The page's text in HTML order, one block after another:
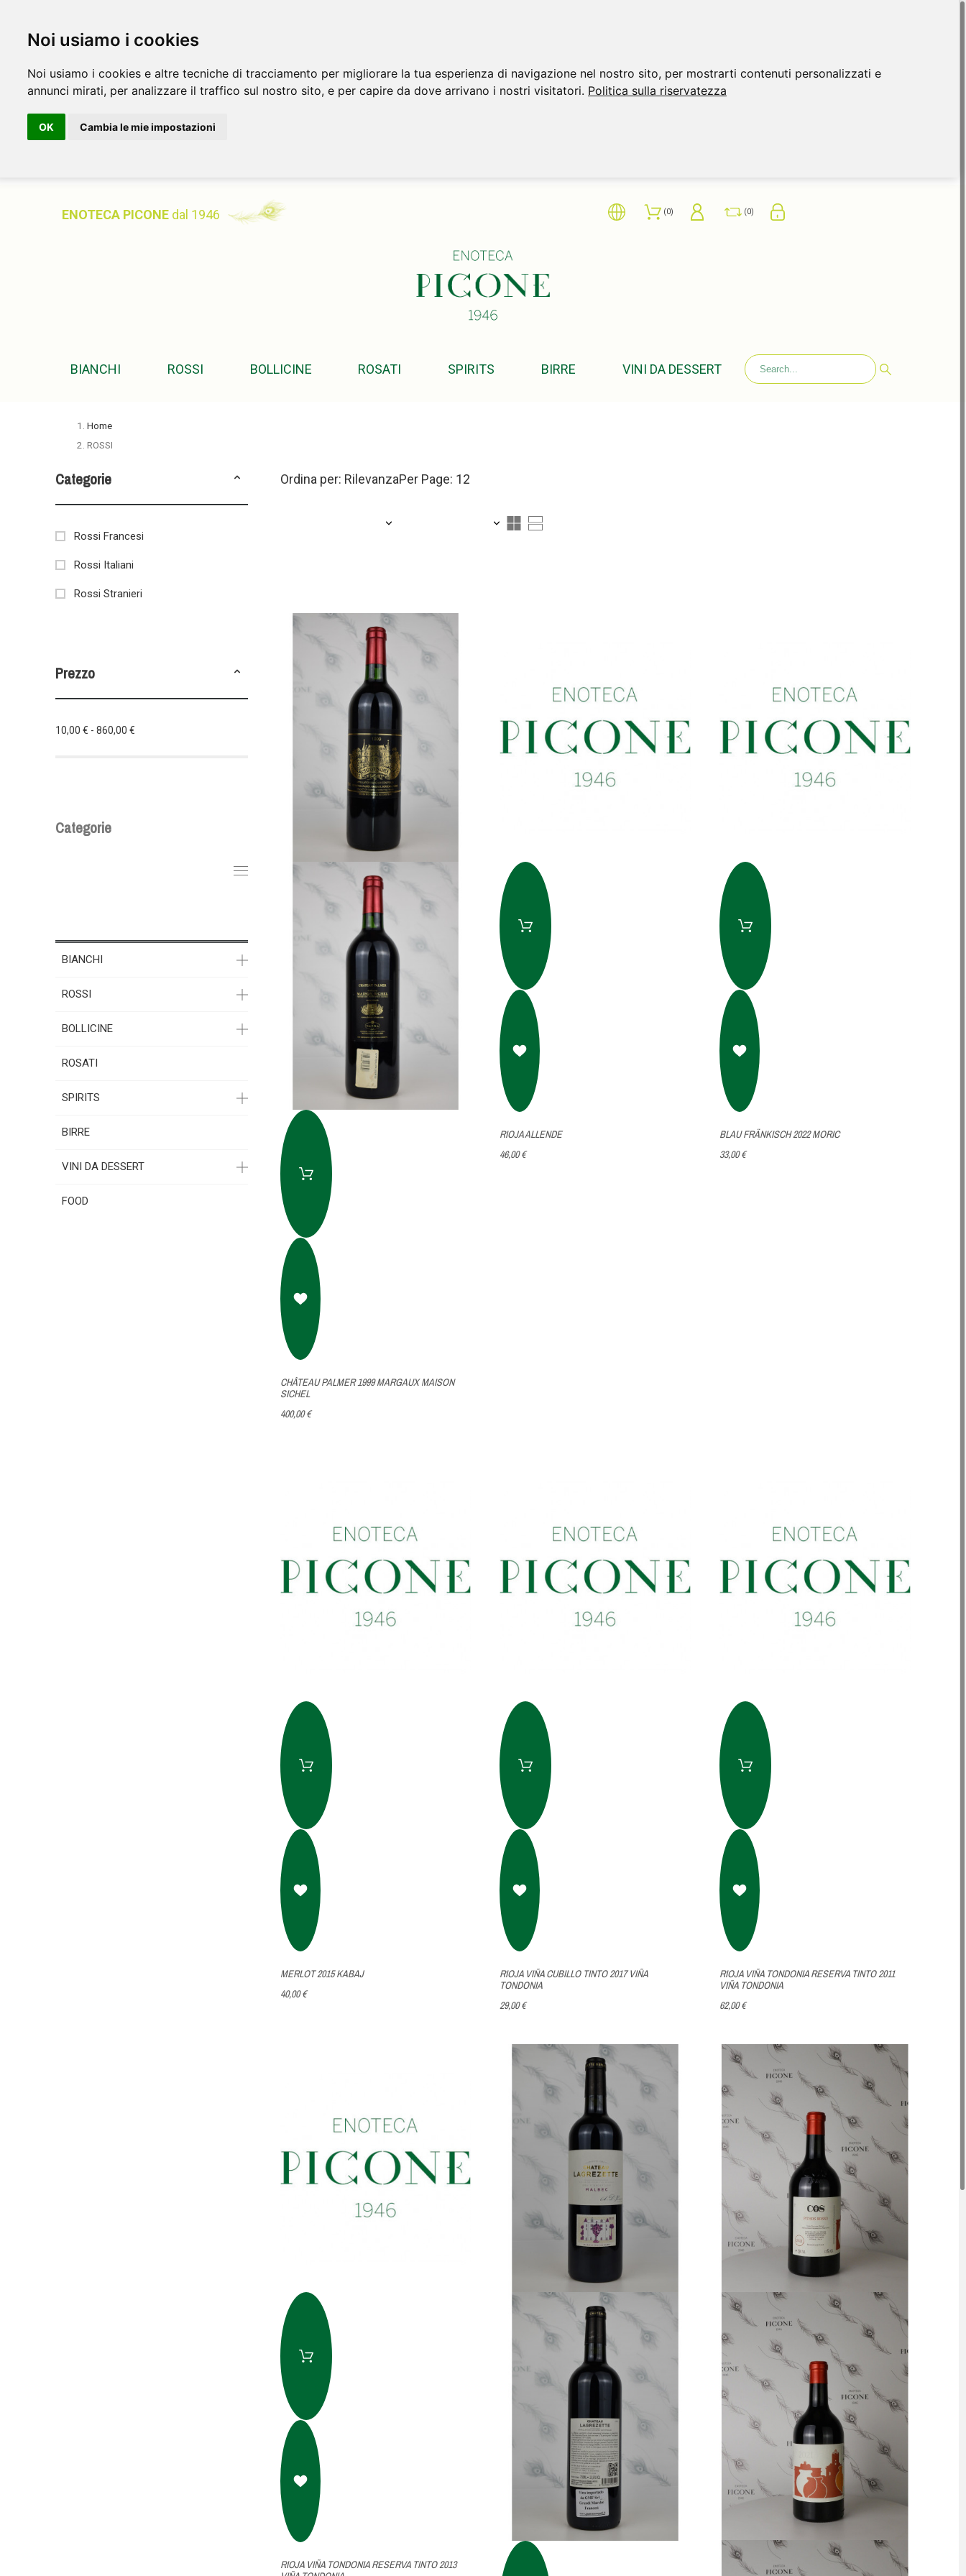
Noi usiamo i cookies
Noi usiamo i cookies e altre tecniche di tracciamento per migliorare la tua esperienza di navigazione nel nostro sito, per mostrarti contenuti personalizzati e
annunci mirati, per analizzare il traffico sul nostro sito, e per capire da dove arrivano i nostri visitatori. Politica sulla riservatezza
OK Cambia le mie impostazioni
ENOTECA PICONE dal 1946 0 0
BIANCHI ROSSI BOLLICINE ROSATI SPIRITS BIRRE VINI DA DESSERT
Home
ROSSI
Categorie
Rossi Francesi
Rossi Italiani
Rossi Stranieri
Prezzo
10,00 € - 860,00 €
Categorie
BIANCHI
ROSSI
BOLLICINE
ROSATI
SPIRITS
BIRRE
VINI DA DESSERT
FOOD
Ordina per: RilevanzaPer Page: 12
CHÂTEAU PALMER 1999 MARGAUX MAISON
SICHEL
400,00 €
RIOJA ALLENDE
46,00 €
BLAU FRÄNKISCH 2022 MORIC
33,00 €
MERLOT 2015 KABAJ
40,00 €
RIOJA VIÑA CUBILLO TINTO 2017 VIÑA
TONDONIA
29,00 €
RIOJA VIÑA TONDONIA RESERVA TINTO 2011
VIÑA TONDONIA
62,00 €
RIOJA VIÑA TONDONIA RESERVA TINTO 2013